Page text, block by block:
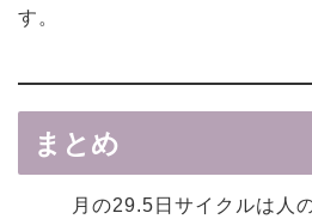
す。
まとめ
月の29.5日サイクルは人